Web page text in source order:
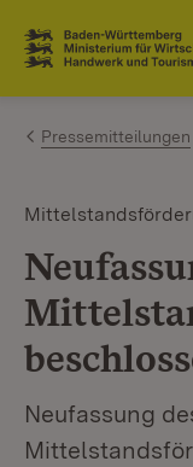
Zum Inhalt
Link zur
Pressemitteilungen
Neufassung